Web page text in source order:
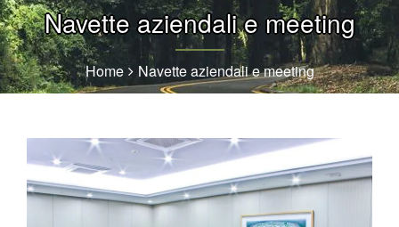
Navette aziendali e meeting
Home Navette aziendali e meeting